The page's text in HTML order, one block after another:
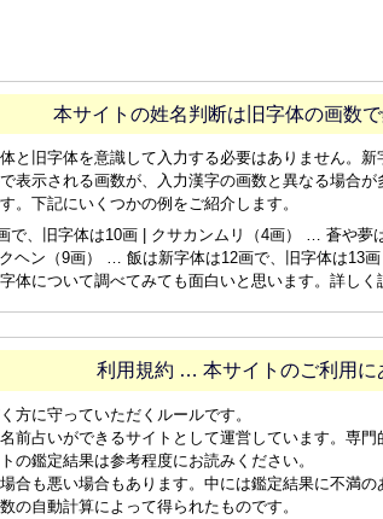
本サイトの姓名判断は旧字体の画数
と旧字体を意識して入力する必要はありません。
表示される画数が、入力漢字の画数と異なる場合
。下記にいくつかの例をご紹介します。
で、旧字体は10画 | クサカンムリ（4画） … 蒼や
ヘン（9画） … 飯は新字体は12画で、旧字体は13画
体について調べてみても面白いと思います。詳しく
利用規約 … 本サイトのご利用に
方に守っていただくルールです。
前占いができるサイトとして運営しています。専
の鑑定結果は参考程度にお読みください。
合も悪い場合もあります。中には鑑定結果に不満
の自動計算によって得られたものです。